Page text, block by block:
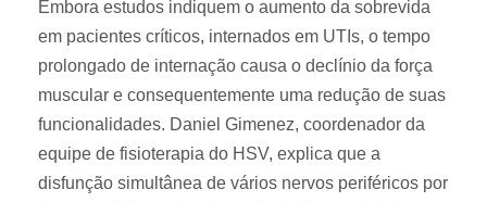
q
u
i
s
q
u
i
p
a
Embora estudos indiquem o aumento da sobrevida
em pacientes críticos, internados em UTIs, o tempo
prolongado de internação causa o declínio da força
muscular e consequentemente uma redução de suas
funcionalidades. Daniel Gimenez, coordenador da
equipe de fisioterapia do HSV, explica que a
disfunção simultânea de vários nervos periféricos por